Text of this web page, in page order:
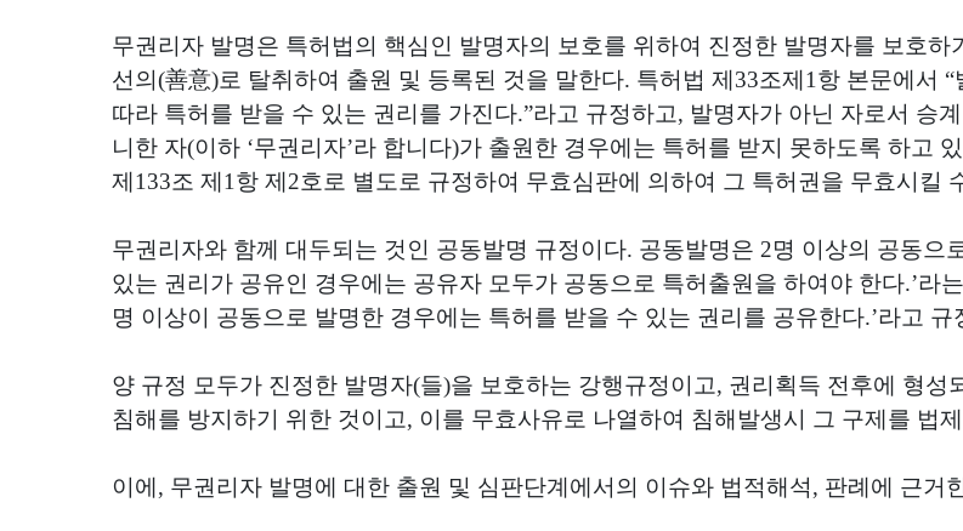
무권리자 발명은 특허법의 핵심인 발명자의 보호를 위하여 진정한 발명자를 보호하
선의 (善意)로 탈취하여 출원 및 등록된 것을 말한다. 특허법 제 33조제 1 항 본문에서 “
따라 특허를 받을 수 있는 권리를 가진다.”라고 규정하고, 발명자가 아닌 자로서 승
니한 자(이하 ‘무권리자’라 합니다)가 출원한 경우에는 특허를 받지 못하도록 하고
제 133조 제 1 항 제 2호로 별도로 규정하여 무효심판에 의하여 그 특허권을 무효시킬
무권리자와 함께 대두되는 것인 공동발명 규정이다. 공동발명은 2명 이상의 공동으
있는 권리가 공유인 경우에는 공유자 모두가 공동으로 특허출원을 하여야 한다.’라
명 이상이 공동으로 발명한 경우에는 특허를 받을 수 있는 권리를 공유한다.’라고 규
양 규정 모두가 진정한 발명자(들)을 보호하는 강행규정이고, 권리획득 전후에 형성
침해를 방지하기 위한 것이고, 이를 무효사유로 나열하여 침해발생시 그 구제를 법
이에 , 무권리자 발명에 대한 출원 및 심판단계에서의 이슈와 법적해석, 판례에 근거